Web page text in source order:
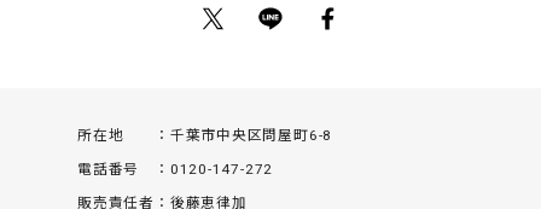
所在地
千葉市中央区問屋町6-8
電話番号
0120-147-272
販売責任者
後藤恵律加